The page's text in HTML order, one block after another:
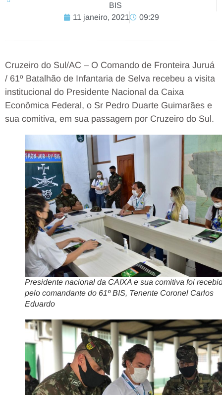
BIS
11 janeiro, 2021
09:29
Cruzeiro do Sul/AC – O Comando de Fronteira Juruá
/ 61º Batalhão de Infantaria de Selva recebeu a visita
institucional do Presidente Nacional da Caixa
Econômica Federal, o Sr Pedro Duarte Guimarães e
sua comitiva, em sua passagem por Cruzeiro do Sul.
Presidente nacional da CAIXA e sua comitiva foi
pelo comandante do 61º BIS, Tenente Coronel Carlos
Eduardo